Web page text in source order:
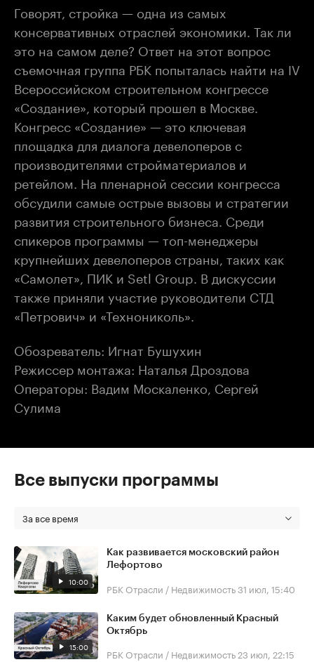
Говорят, стройка — одна из самых
консервативных отраслей экономики. Так ли
это на самом деле? Ответ на этот вопрос
съемочная группа РБК попыталась найти на IV
Всероссийском строительном конгрессе
«Создание», который прошел в Москве.
Конгресс «Создание» — это ключевая
площадка для диалога девелоперов с
производителями стройматериалов и
ретейлом. На пленарной сессии конгресса
обсудили самые острые вызовы и стратегии
развития строительного бизнеса. Среди
спикеров программы — топ-менеджеры
крупнейших девелоперов страны, таких как
«Самолет», ПИК и Setl Group. В дискуссии
также приняли участие руководители СТД
«Петрович» и «Технониколь».
Обозреватель: Игнат Бушухин
Режиссер монтажа: Наталья Дроздова
Операторы: Вадим Москаленко, Сергей
Сулима
Все выпуски программы
За все время
10:00
Как развивается московский район
Лефортово
РБК Отрасли / Недвижимость31 июл, 15:40
15:00
Каким будет обновленный Красный
Октябрь
РБК Отрасли / Недвижимость 23 июл, 22:15